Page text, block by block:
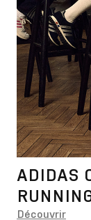
ADIDAS
Découvrir